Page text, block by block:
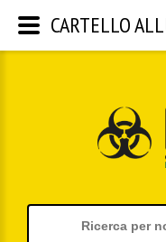
CARTELLO